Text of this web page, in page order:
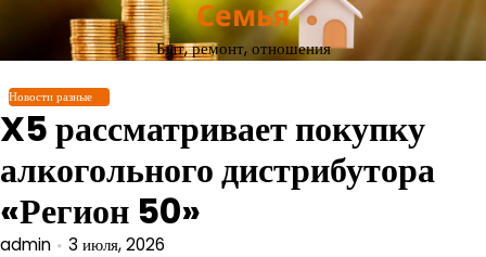
Перейти
содержимому
Семья
Быт, ремонт, отношения
Новости разные
X5 рассматривает покупку
алкогольного дистрибутора
«Регион 50»
admin 3 июля, 2026